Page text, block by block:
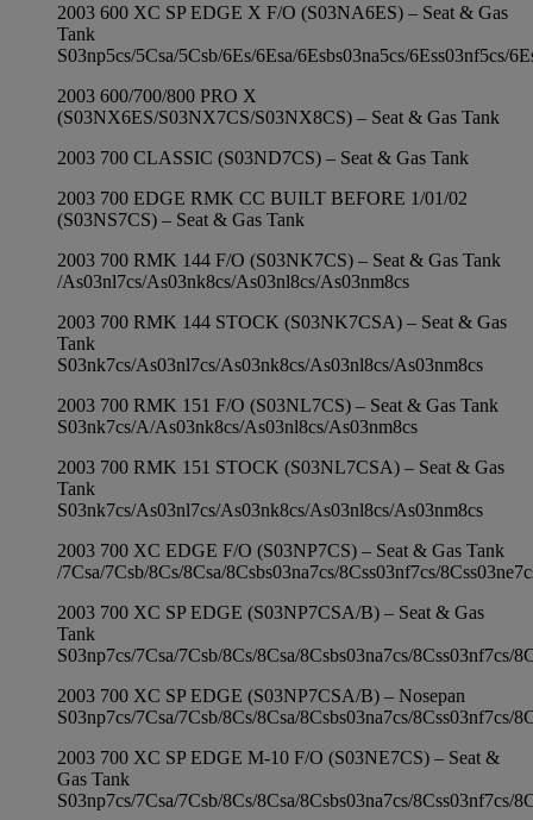
2003 600 XC SP EDGE X F/O (S03NA6ES) – Seat & Gas
Tank
S03np5cs/5Csa/5Csb/6Es/6Esa/6Esbs03na5cs/6Ess03nf5cs/
2003 600/700/800 PRO X
(S03NX6ES/S03NX7CS/S03NX8CS) – Seat & Gas Tank
2003 700 CLASSIC (S03ND7CS) – Seat & Gas Tank
2003 700 EDGE RMK CC BUILT BEFORE 1/01/02
(S03NS7CS) – Seat & Gas Tank
2003 700 RMK 144 F/O (S03NK7CS) – Seat & Gas Tank
/As03nl7cs/As03nk8cs/As03nl8cs/As03nm8cs
2003 700 RMK 144 STOCK (S03NK7CSA) – Seat & Gas
Tank
S03nk7cs/As03nl7cs/As03nk8cs/As03nl8cs/As03nm8cs
2003 700 RMK 151 F/O (S03NL7CS) – Seat & Gas Tank
S03nk7cs/A/As03nk8cs/As03nl8cs/As03nm8cs
2003 700 RMK 151 STOCK (S03NL7CSA) – Seat & Gas
Tank
S03nk7cs/As03nl7cs/As03nk8cs/As03nl8cs/As03nm8cs
2003 700 XC EDGE F/O (S03NP7CS) – Seat & Gas Tank
/7Csa/7Csb/8Cs/8Csa/8Csbs03na7cs/8Css03nf7cs/
2003 700 XC SP EDGE (S03NP7CSA/B) – Seat & Gas
Tank
S03np7cs/7Csa/7Csb/8Cs/8Csa/8Csbs03na7cs/8Css03nf7cs/
2003 700 XC SP EDGE (S03NP7CSA/B) – Nosepan
S03np7cs/7Csa/7Csb/8Cs/8Csa/8Csbs03na7cs/8Css03nf7cs/
2003 700 XC SP EDGE M-10 F/O (S03NE7CS) – Seat &
Gas Tank
S03np7cs/7Csa/7Csb/8Cs/8Csa/8Csbs03na7cs/8Css03nf7cs/